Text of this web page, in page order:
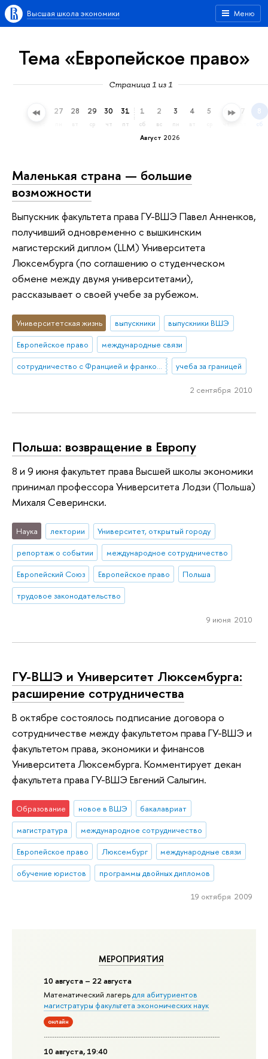
Меню
Высшая школа экономики
Тема «Европейское право»
Страница 1 из 1
26 27 28 29
ср
30
чт
31
пт
Август 2026
1
сб
2
вс
3
пн
4 5 6 7 8
сб
МЕРОПРИЯТИЯ
10 августа – 22 августа
Математический лагерьдля абитуриентов
магистратуры факультета экономических наук
онлайн
10 августа, 19:40
Маленькая страна — большие
возможности
Выпускник факультета права ГУ-ВШЭ Павел Анненков,
получивший одновременно с вышкинским
магистерский диплом (LLM) Университета
Люксембурга (по соглашению о студенческом
обмене между двумя университетами),
рассказывает о своей учебе за рубежом.
Университетская жизнь выпускники
выпускники ВШЭ
Европейское право
международные связи
сотрудничество с Францией и франкоязычными странами
учеба за границей
2 сентября 2010
Польша: возвращение в Европу
8 и 9 июня факультет права Высшей школы экономики
принимал профессора Университета Лодзи (Польша)
Михаля Северински.
Наука лектории
Университет, открытый городу
репортаж о событии
международное сотрудничество
Европейский Союз
Европейское право
Польша
трудовое законодательство
9 июня 2010
ГУ-ВШЭ и Университет Люксембурга:
расширение сотрудничества
В октябре состоялось подписание договора о
сотрудничестве между факультетом права ГУ-ВШЭ и
факультетом права, экономики и финансов
Университета Люксембурга. Комментирует декан
факультета права ГУ-ВШЭ Евгений Салыгин.
Образование новое в ВШЭ
бакалавриат
магистратура
международное сотрудничество
Европейское право
Люксембург
международные связи
обучение юристов
программы двойных дипломов
19 октября 2009